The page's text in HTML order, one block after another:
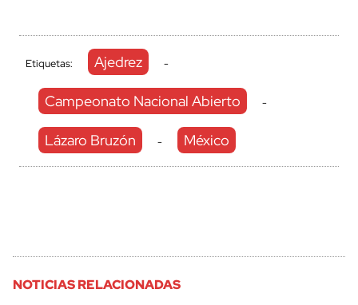
Etiquetas: Ajedrez -
Campeonato Nacional Abierto -
Lázaro Bruzón - México
NOTICIAS RELACIONADAS